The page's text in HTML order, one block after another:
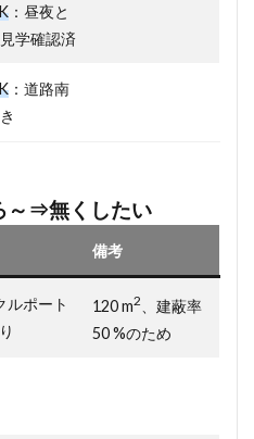
：昼夜と
学確認済
：道路南
～⇒無くしたい
備考
ルポート
120 m2
、建蔽率
50 %のため